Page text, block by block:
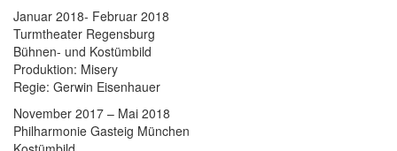
Januar 2018- Februar 2018
Turmtheater Regensburg
Bühnen- und Kostümbild
Produktion: Misery
Regie: Gerwin Eisenhauer
November 2017 – Mai 2018
Philharmonie Gasteig München